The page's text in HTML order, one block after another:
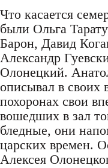
Что касается
были Ольга
Барон, Давид
Александр
Олонецкий.
описывал в своих
похоронах свои
вошедших в зал
бледные, они
царских времен.
Алексея